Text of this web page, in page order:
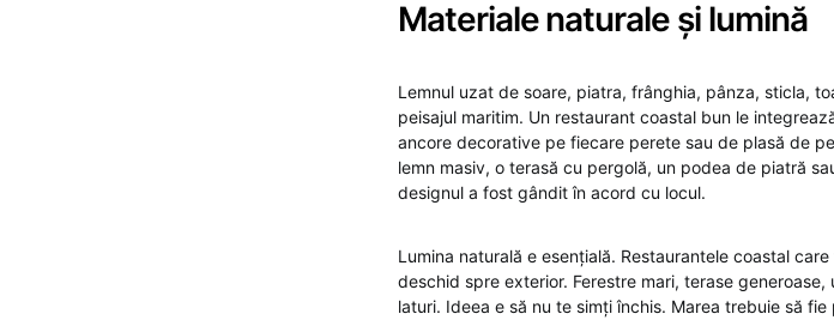
Materiale naturale și lumină
Lemnul uzat de soare, piatra, frânghia, pânza, sticla,
peisajul maritim. Un restaurant coastal bun le
ancore decorative pe fiecare perete sau de plasă de
lemn masiv, o terasă cu pergolă, un podea de piatră
designul a fost gândit în acord cu locul.
Lumina naturală e esențială. Restaurantele coastal
deschid spre exterior. Ferestre mari, terase
laturi. Ideea e să nu te simți închis. Marea trebuie să